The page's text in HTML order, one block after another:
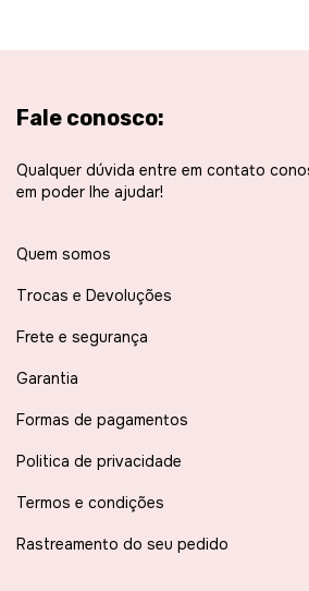
Fale conosco:
Qualquer dúvida entre em contato
em poder lhe ajudar!
Quem somos
Trocas e Devoluções
Frete e segurança
Garantia
Formas de pagamentos
Politica de privacidade
Termos e condições
Rastreamento do seu pedido